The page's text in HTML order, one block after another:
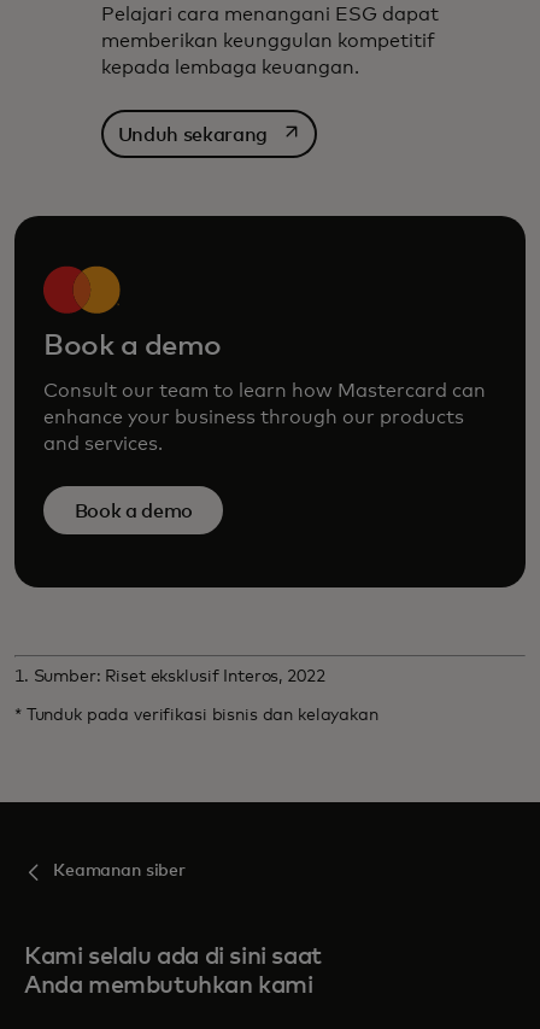
Pelajari cara menangani ESG dapat
memberikan keunggulan kompetitif
kepada lembaga keuangan.
Unduh sekarang opens in a new tab
Book a demo
Consult our team to learn how Mastercard can
enhance your business through our products
and services.
Book a demo
1. Sumber: Riset eksklusif Interos, 2022
* Tunduk pada verifikasi bisnis dan kelayakan
Keamanan siber
Kami selalu ada di sini saat
Anda membutuhkan kami